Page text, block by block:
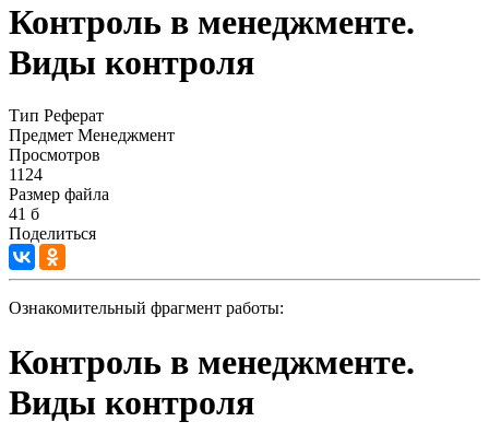
Контроль в менеджменте.
Виды контроля
Тип Реферат
Предмет Менеджмент
Просмотров
1124
Размер файла
41 б
Поделиться
Ознакомительный фрагмент работы:
Контроль в менеджменте.
Виды контроля